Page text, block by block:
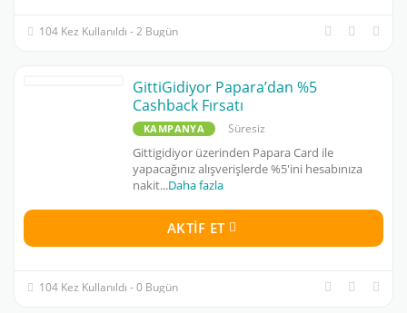
104 Kez Kullanıldı - 2 Bugün
GittiGidiyor Papara’dan %5
Cashback Fırsatı
KAMPANYA Süresiz
Gittigidiyor üzerinden Papara Card ile
yapacağınız alışverişlerde %5'ini hesabınıza
nakit...Daha fazla
AKTIF ET
104 Kez Kullanıldı - 0 Bugün